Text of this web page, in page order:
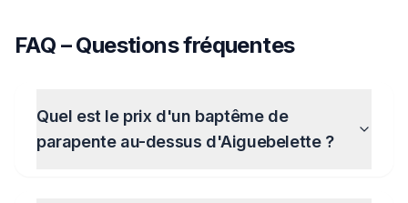
FAQ – Questions fréquentes
Quel est le prix d'un baptême de
parapente au-dessus d'Aiguebelette ?